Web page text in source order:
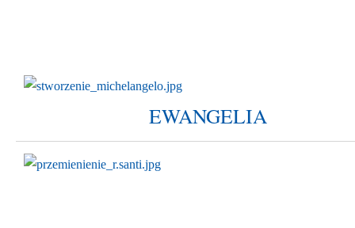
EWANGELIA